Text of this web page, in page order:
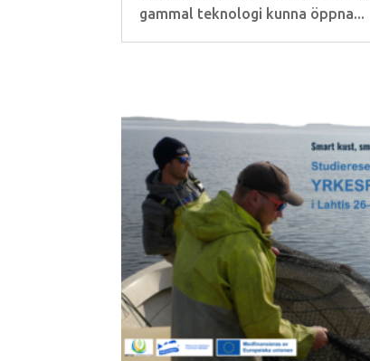
gammal teknologi kunna öppna...